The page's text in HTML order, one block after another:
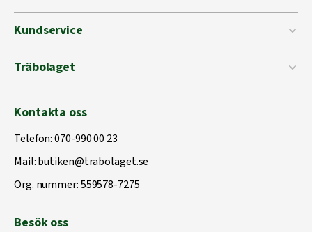
Kundservice
Träbolaget
Kontakta oss
Telefon:070-990 00 23
Mail:butiken@trabolaget.se
Org. nummer: 559578-7275
Besök oss